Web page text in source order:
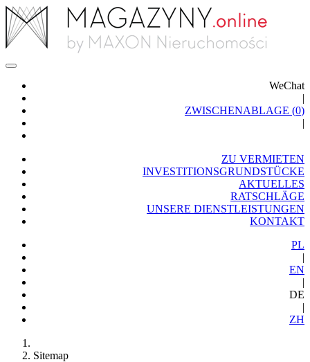
WeChat
|
ZWISCHENABLAGE (0)
|
ZU VERMIETEN
INVESTITIONSGRUNDSTÜCKE
AKTUELLES
RATSCHLÄGE
UNSERE DIENSTLEISTUNGEN
KONTAKT
PL
|
EN
|
DE
|
ZH
Sitemap